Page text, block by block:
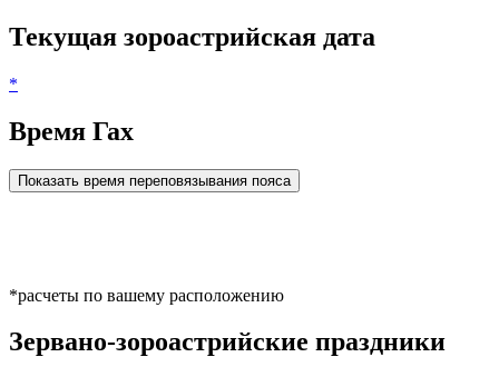
Текущая зороастрийская дата
*
Время Гах
Показать время переповязывания пояса
*расчеты по вашему расположению
Зервано-зороастрийские праздники